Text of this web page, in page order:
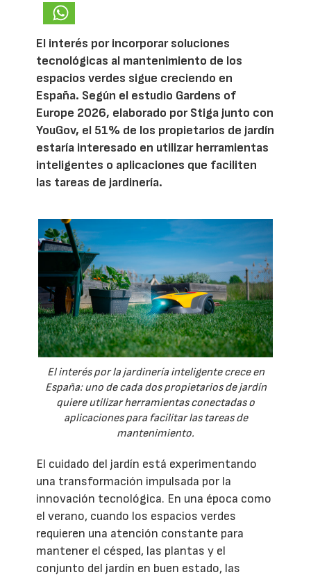
El interés por incorporar soluciones
tecnológicas al mantenimiento de los
espacios verdes sigue creciendo en
España. Según el estudio Gardens of
Europe 2026, elaborado por Stiga junto con
YouGov, el 51% de los propietarios de jardín
estaría interesado en utilizar herramientas
inteligentes o aplicaciones que faciliten
las tareas de jardinería.
El interés por la jardinería inteligente crece en
España: uno de cada dos propietarios de jardín
quiere utilizar herramientas conectadas o
aplicaciones para facilitar las tareas de
mantenimiento.
El cuidado del jardín está experimentando
una transformación impulsada por la
innovación tecnológica. En una época como
el verano, cuando los espacios verdes
requieren una atención constante para
mantener el césped, las plantas y el
conjunto del jardín en buen estado, las